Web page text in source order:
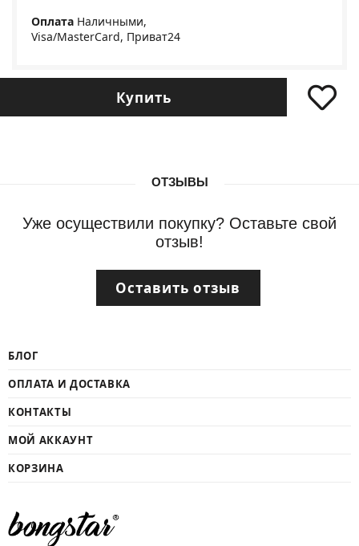
Оплата Наличными,
Visa/MasterCard, Приват24
Купить
ОТЗЫВЫ
Уже осуществили покупку? Оставьте свой
отзыв!
Оставить отзыв
БЛОГ
ОПЛАТА И ДОСТАВКА
КОНТАКТЫ
МОЙ АККАУНТ
КОРЗИНА